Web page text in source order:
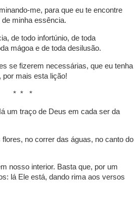
me, para que eu te encontre
de minha essência.
de todo infortúnio, de toda
mágoa e de toda desilusão.
se fizerem necessárias, que eu tenha
por mais esta lição!
um traço de Deus em cada ser da
no correr das águas, no canto do
nosso interior. Basta que, por um
lá Ele está, dando rima aos versos